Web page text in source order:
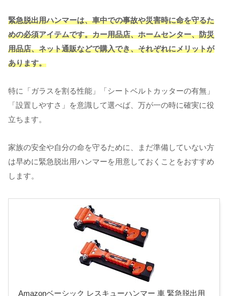
緊急脱出用ハンマーは、車中での事故や災害時に命を守るた
めの必須アイテムです。カー用品店、ホームセンター、防災
用品店、ネット通販などで購入でき、それぞれにメリットが
あります。
特に「ガラスを割る性能」「シートベルトカッターの有無」
「設置しやすさ」を意識して選べば、万が一の時に確実に役
立ちます。
家族の安全や自分の命を守るために、まだ準備していない方
は早めに緊急脱出用ハンマーを用意しておくことをおすすめ
します。
Amazonベーシック レスキューハンマー 車 緊急脱出用